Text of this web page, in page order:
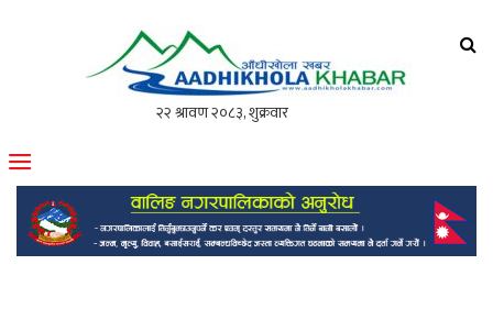
मोफसलकै लोकप्रिय अनलाइन पत्रिका